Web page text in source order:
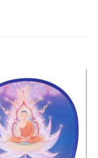
Add to
Wishlist